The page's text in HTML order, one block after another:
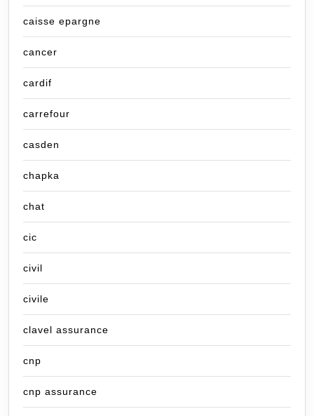
caisse epargne
cancer
cardif
carrefour
casden
chapka
chat
cic
civil
civile
clavel assurance
cnp
cnp assurance